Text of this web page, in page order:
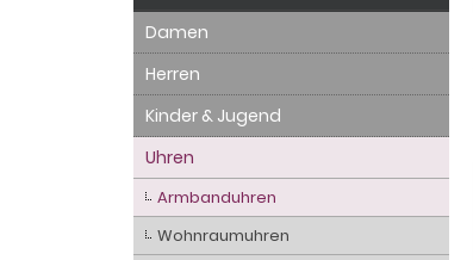
Damen
Herren
Kinder & Jugend
Uhren
Armbanduhren
Wohnraumuhren